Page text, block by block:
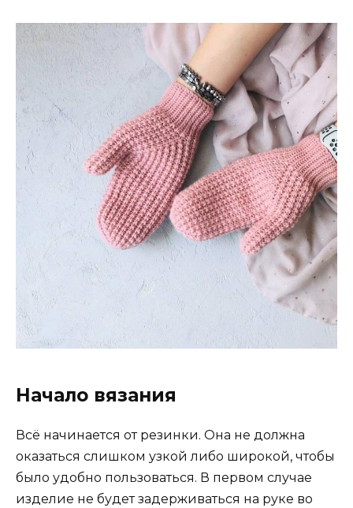
Начало вязания
Всё начинается от резинки. Она не должна
оказаться слишком узкой либо широкой, чтобы
было удобно пользоваться. В первом случае
изделие не будет задерживаться на руке во